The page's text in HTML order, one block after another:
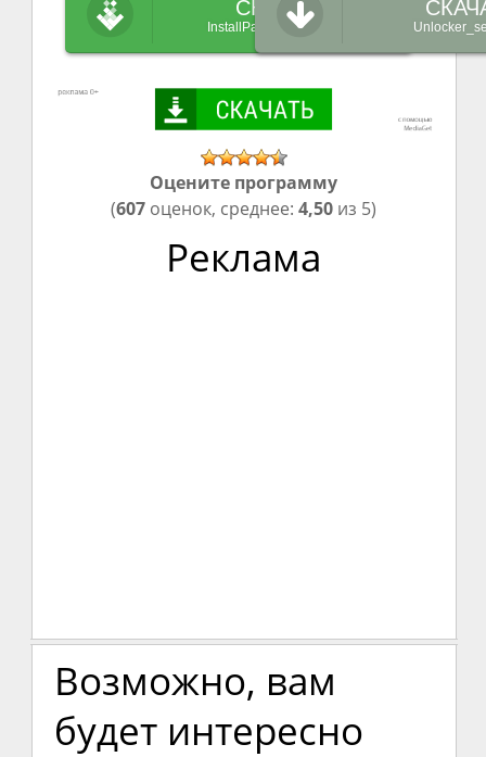
СКАЧАТЬ
InstallPack_Unlocker.exe
Оцените программу
(607 оценок, среднее:4,50 из 5)
Реклама
Возможно, вам
будет интересно